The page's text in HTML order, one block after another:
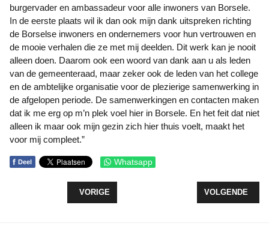
burgervader en ambassadeur voor alle inwoners van Borsele.
In de eerste plaats wil ik dan ook mijn dank uitspreken richting
de Borselse inwoners en ondernemers voor hun vertrouwen en
de mooie verhalen die ze met mij deelden. Dit werk kan je nooit
alleen doen. Daarom ook een woord van dank aan u als leden
van de gemeenteraad, maar zeker ook de leden van het college
en de ambtelijke organisatie voor de plezierige samenwerking in
de afgelopen periode. De samenwerkingen en contacten maken
dat ik me erg op m’n plek voel hier in Borsele. En het feit dat niet
alleen ik maar ook mijn gezin zich hier thuis voelt, maakt het
voor mij compleet.”
f Deel Whatsapp
VORIG ARTIKEL: VIER TON VOOR JUBILEUMJAAR
VORIGE VOLGENDE
VOLGENDE